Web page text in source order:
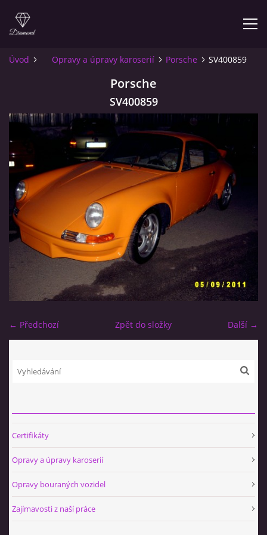
INFO PRO ZÁKAZNÍKY
KONTAKT
© 2026 eStránky.cz
Úvod Opravy a úpravy karoserií Porsche SV400859
Porsche
SV400859
← Předchozí Další →
Zpět do složky
Certifikáty
Opravy a úpravy karoserií
Opravy bouraných vozidel
Zajímavosti z naší práce